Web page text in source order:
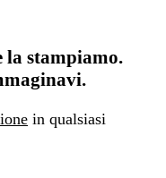
la stampiamo.
in qualsiasi